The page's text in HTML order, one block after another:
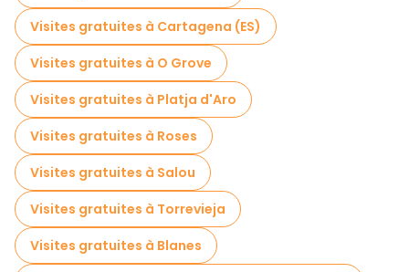
Visites gratuites à Cartagena (ES)
Visites gratuites à O Grove
Visites gratuites à Platja d'Aro
Visites gratuites à Roses
Visites gratuites à Salou
Visites gratuites à Torrevieja
Visites gratuites à Blanes